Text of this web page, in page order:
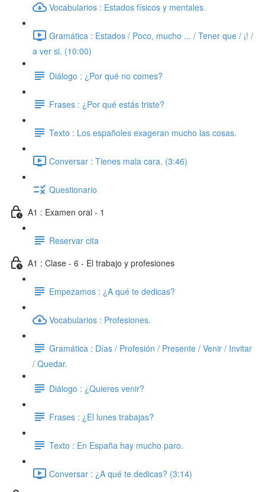
Vocabularios : Estados físicos y mentales.
Gramática : Estados / Poco, mucho ... / Tener que / ¡! /
a ver si. (10:00)
Diálogo : ¿Por qué no comes?
Frases : ¿Por qué estás triste?
Texto : Los españoles exageran mucho las cosas.
Conversar : Tienes mala cara. (3:46)
Questionario
A1 : Examen oral - 1
Reservar cita
A1 : Clase - 6 - El trabajo y profesiones
Empezamos : ¿A qué te dedicas?
Vocabularios : Profesiones.
Gramática : Días / Profesión / Presente / Venir / Invitar
/ Quedar.
Diálogo : ¿Quieres venir?
Frases : ¿El lunes trabajas?
Texto : En España hay mucho paro.
Conversar : ¿A qué te dedicas? (3:14)